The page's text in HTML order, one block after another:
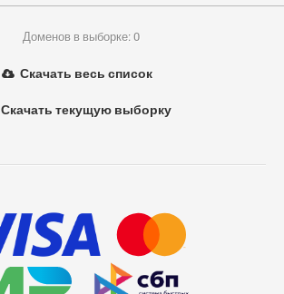
Доменов в выборке: 0
Скачать весь список
Скачать текущую выборку